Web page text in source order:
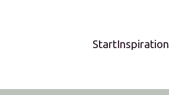
StartInspiration